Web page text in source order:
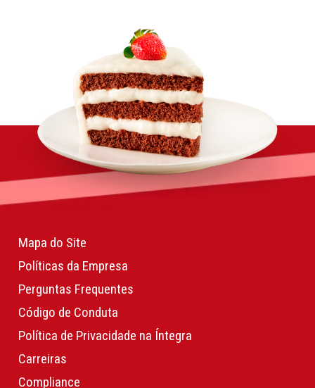
Mapa do Site
Políticas da Empresa
Perguntas Frequentes
Código de Conduta
Política de Privacidade na Íntegra
Carreiras
Compliance